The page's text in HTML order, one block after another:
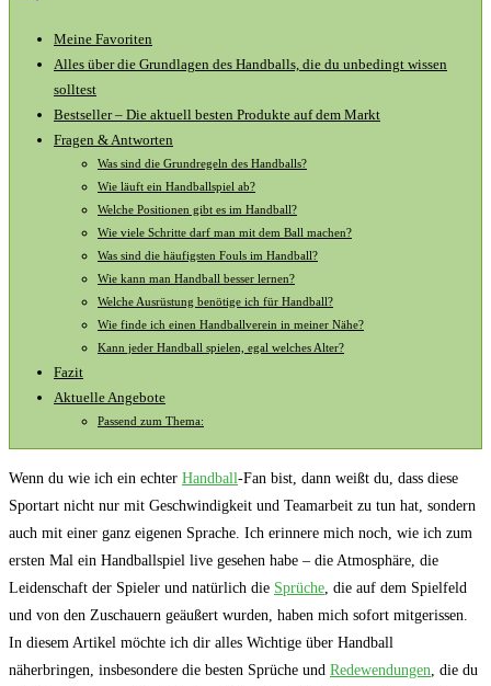
Meine ⁤Favoriten
Alles über die‌ Grundlagen des Handballs, die du unbedingt ⁤wissen
solltest
Bestseller – Die aktuell besten Produkte auf dem Markt
Fragen ⁢& Antworten
Was sind⁢ die Grundregeln ⁤des Handballs?
Wie läuft ein Handballspiel ab?
Welche ⁤Positionen ​gibt es im Handball?
Wie viele Schritte darf man mit‍ dem Ball machen?
Was sind die häufigsten Fouls im Handball?
Wie kann man Handball besser lernen?
Welche⁣ Ausrüstung‌ benötige ich für Handball?
Wie finde ich einen Handballverein in meiner Nähe?
Kann jeder Handball spielen, egal welches Alter?
Fazit
Aktuelle Angebote
Passend zum Thema:
Wenn du wie ich ein echter ⁣ Handball-Fan bist, dann weißt du, dass diese
Sportart⁤ nicht nur mit Geschwindigkeit und Teamarbeit zu tun hat, sondern
auch mit einer ganz eigenen Sprache. Ich erinnere mich noch, wie ich zum
ersten Mal⁤ ein Handballspiel⁣ live gesehen habe ‍– die ​Atmosphäre, die
Leidenschaft der Spieler und natürlich die​ Sprüche,‍ die auf dem Spielfeld
und von den Zuschauern geäußert wurden, haben mich sofort mitgerissen.
In diesem Artikel möchte ich dir alles Wichtige über Handball
näherbringen, insbesondere ‌die besten Sprüche und Redewendungen, die du⁣